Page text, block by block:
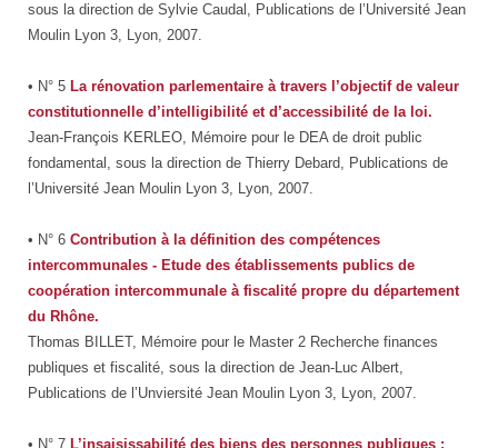
sous la direction de Sylvie Caudal, Publications de l’Université Jean
Moulin Lyon 3, Lyon, 2007.
• N° 5 La rénovation parlementaire à travers l’objectif de valeur
constitutionnelle d’intelligibilité et d’accessibilité de la loi.
Jean-François KERLEO, Mémoire pour le DEA de droit public
fondamental, sous la direction de Thierry Debard, Publications de
l’Université Jean Moulin Lyon 3, Lyon, 2007.
• N° 6 Contribution à la définition des compétences
intercommunales - Etude des établissements publics de
coopération intercommunale à fiscalité propre du département
du Rhône.
Thomas BILLET, Mémoire pour le Master 2 Recherche finances
publiques et fiscalité, sous la direction de Jean-Luc Albert,
Publications de l’Unviersité Jean Moulin Lyon 3, Lyon, 2007.
• N° 7 L’insaisissabilité des biens des personnes publiques :